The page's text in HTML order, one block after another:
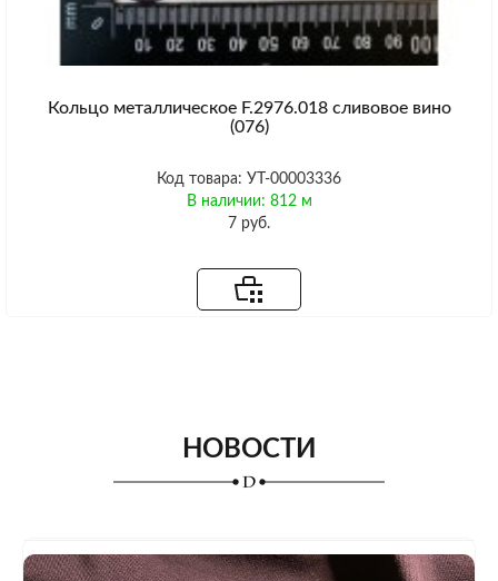
Кольцо металлическое F.2976.018 сливовое вино
(076)
Код товара: УТ-00003336
В наличии: 812 м
7 руб.
НОВОСТИ